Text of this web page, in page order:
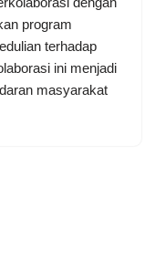
program
terhadap
ini menjadi
masyarakat